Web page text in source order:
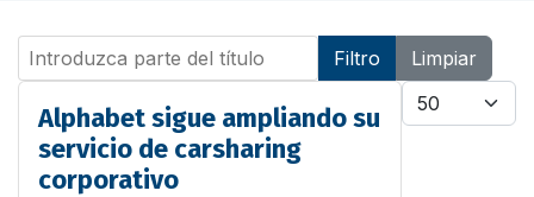
Introduzca parte del título Filtro
Limpiar
Cantidad
Alphabet sigue ampliando su
servicio de carsharing
corporativo